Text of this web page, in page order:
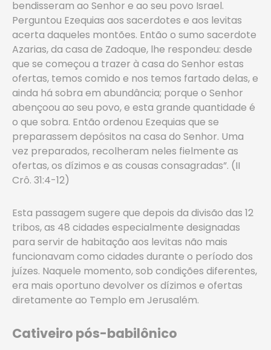
bendisseram ao Senhor e ao seu povo Israel.
Perguntou Ezequias aos sacerdotes e aos levitas
acerta daqueles montões. Então o sumo sacerdote
Azarias, da casa de Zadoque, lhe respondeu: desde
que se começou a trazer à casa do Senhor estas
ofertas, temos comido e nos temos fartado delas, e
ainda há sobra em abundância; porque o Senhor
abençoou ao seu povo, e esta grande quantidade é
o que sobra. Então ordenou Ezequias que se
preparassem depósitos na casa do Senhor. Uma
vez preparados, recolheram neles fielmente as
ofertas, os dízimos e as cousas consagradas”. (II
Crô. 31:4-12)
Esta passagem sugere que depois da divisão das 12
tribos, as 48 cidades especialmente designadas
para servir de habitação aos levitas não mais
funcionavam como cidades durante o período dos
juízes. Naquele momento, sob condições diferentes,
era mais oportuno devolver os dízimos e ofertas
diretamente ao Templo em Jerusalém.
Cativeiro pós-babilônico